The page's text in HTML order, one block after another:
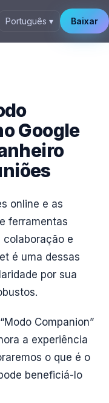
Português ▾ Baixar
Google
online e as
ferramentas
e
é uma dessas
por sua
Companion”
a experiência
o que é o
beneficiá-lo